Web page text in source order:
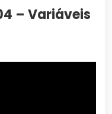
– Variáveis